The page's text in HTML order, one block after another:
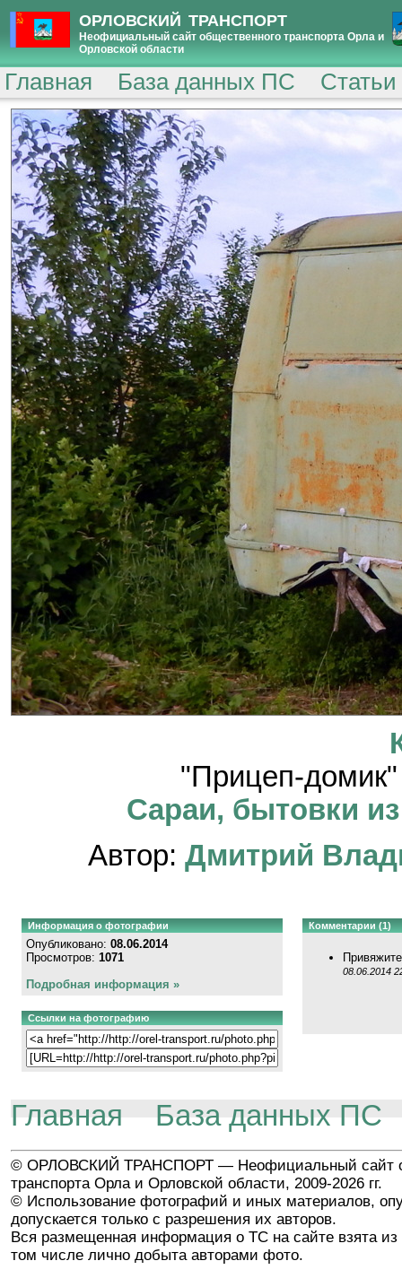
ОРЛОВСКИЙ ТРАНСПОРТ
Неофициальный сайт общественного транспорта Орла и
Орловской области
Главная База данных ПС
"Прицеп-
Сараи, бытовки
Автор: Дмитрий
Информация о фотографии
Опубликовано: 08.06.2014
Просмотров: 1071
Подробная информация »
Ссылки на фотографию
Комментарии (1)
08.06.2014
Главная База данных ПС
© ОРЛОВСКИЙ ТРАНСПОРТ — Неофициальный сайт
транспорта Орла и Орловской области, 2009-2026 гг.
© Использование фотографий и иных материалов,
допускается только с разрешения их авторов.
Вся размещенная информация о ТС на сайте взята из
том числе лично добыта авторами фото.